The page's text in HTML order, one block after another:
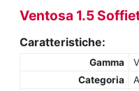
Ventosa 1.5
Caratteristiche:
Gamma
Categoria